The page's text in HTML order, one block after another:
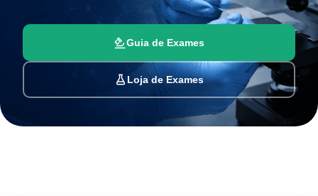
Guia de Exames
Loja de Exames